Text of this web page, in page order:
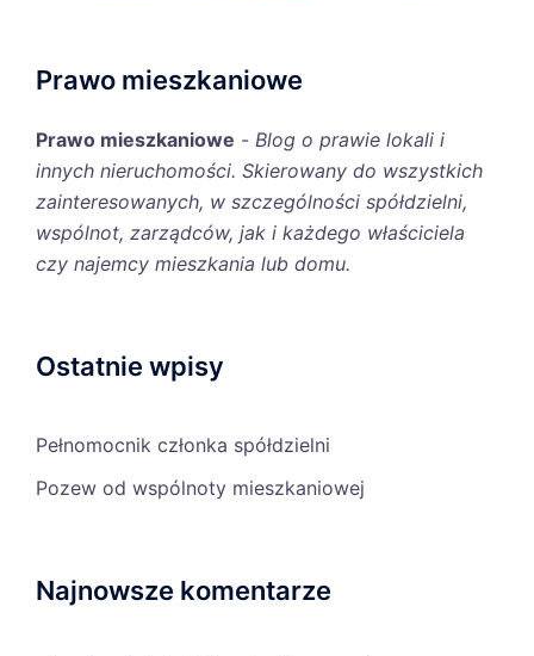
Prawo mieszkaniowe
Prawo mieszkaniowe - Blog o prawie lokali i
innych nieruchomości. Skierowany do wszystkich
zainteresowanych, w szczególności spółdzielni,
wspólnot, zarządców, jak i każdego właściciela
czy najemcy mieszkania lub domu.
Ostatnie wpisy
Pełnomocnik członka spółdzielni
Pozew od wspólnoty mieszkaniowej
Najnowsze komentarze